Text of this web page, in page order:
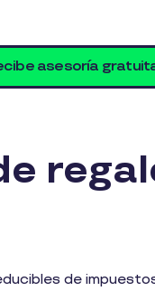
asesoría
de